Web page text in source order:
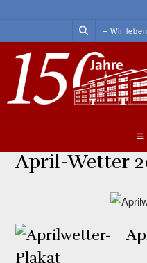
content
– Wir
April-Wetter